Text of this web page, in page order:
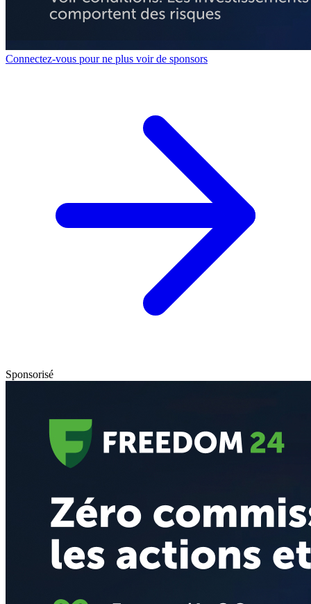
Connectez-vous pour ne plus voir de sponsors
Sponsorisé